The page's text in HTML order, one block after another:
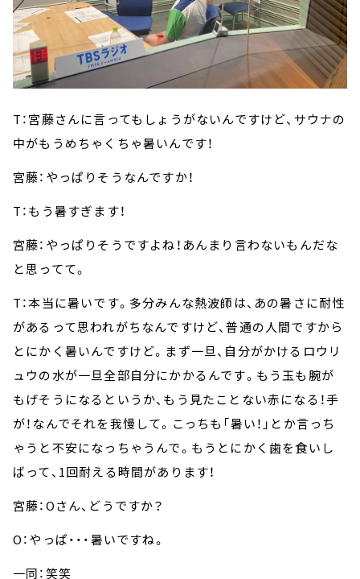
T：宮藤さんに言ってもしょうがないんですけど、サウナの
中がもうめちゃくちゃ暑いんです！
宮藤：やっぱりそうなんですか！
T：もう暑すぎます！
宮藤：やっぱりそうですよね！あんまり言わないもんだな
と思ってて。
T：本当に暑いです。多分みんな熱波師は、あの暑さに耐性
があるって思われがちなんですけど、普通の人間ですから
とにかく暑いんですけど。まず一旦、自分がかけるロウリ
ュウの水が一旦全部自分にかかるんです。もう玉も腕が
もげそうになるというか、もう見たことない赤になる！手
が！なんでそれを我慢して。こっちも「暑い！」とか言っち
ゃうと不安になっちゃうんで。もうとにかく歯を食いし
ばって、1回耐える時間があります！
宮藤：Oさん、どうですか？
O：やっぱ・・・暑いですね。
一同：笑笑